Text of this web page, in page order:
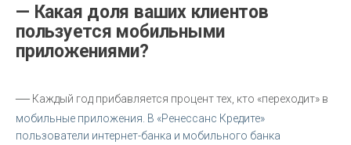
— Какая доля ваших клиентов
пользуется мобильными
приложениями?
— Каждый год прибавляется процент тех, кто «переходит» в
мобильные приложения. В «Ренессанс Кредите»
пользователи интернет-банка и мобильного банка